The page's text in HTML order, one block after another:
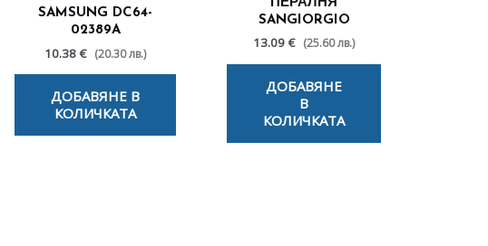
SAMSUNG DC64-
02389A
10.38 € (20.30 лв.)
ДОБАВЯНЕ В
КОЛИЧКАТА
ПЕРАЛНЯ
SANGIORGIO
13.09 € (25.60 лв.)
ДОБАВЯНЕ
В
КОЛИЧКАТА